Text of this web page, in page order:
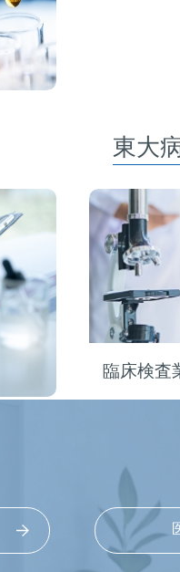
東大
臨床検査